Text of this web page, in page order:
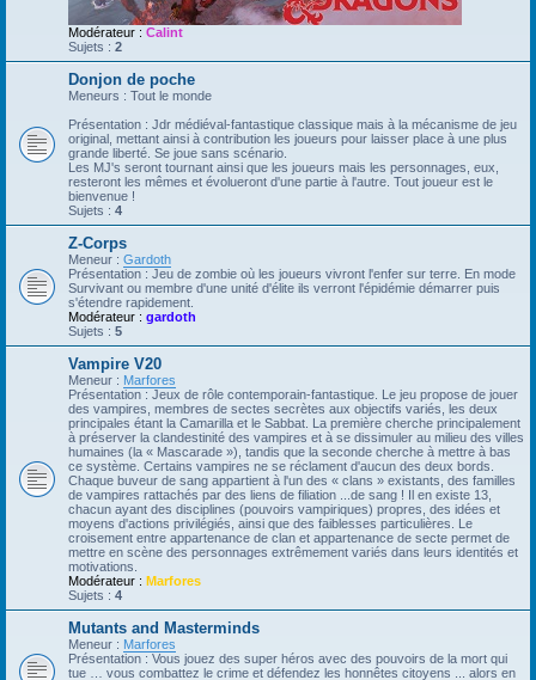
Modérateur : Calint
Sujets : 2
Donjon de poche
Meneurs : Tout le monde
Présentation : Jdr médiéval-fantastique classique mais à la mécanisme de jeu
original, mettant ainsi à contribution les joueurs pour laisser place à une plus
grande liberté. Se joue sans scénario.
Les MJ's seront tournant ainsi que les joueurs mais les personnages, eux,
resteront les mêmes et évolueront d'une partie à l'autre. Tout joueur est le
bienvenue !
Sujets : 4
Z-Corps
Meneur : Gardoth
Présentation : Jeu de zombie où les joueurs vivront l'enfer sur terre. En mode
Survivant ou membre d'une unité d'élite ils verront l'épidémie démarrer puis
s'étendre rapidement.
Modérateur : gardoth
Sujets : 5
Vampire V20
Meneur : Marfores
Présentation : Jeux de rôle contemporain-fantastique. Le jeu propose de jouer
des vampires, membres de sectes secrètes aux objectifs variés, les deux
principales étant la Camarilla et le Sabbat. La première cherche principalement
à préserver la clandestinité des vampires et à se dissimuler au milieu des villes
humaines (la « Mascarade »), tandis que la seconde cherche à mettre à bas
ce système. Certains vampires ne se réclament d'aucun des deux bords.
Chaque buveur de sang appartient à l'un des « clans » existants, des familles
de vampires rattachés par des liens de filiation ...de sang ! Il en existe 13,
chacun ayant des disciplines (pouvoirs vampiriques) propres, des idées et
moyens d'actions privilégiés, ainsi que des faiblesses particulières. Le
croisement entre appartenance de clan et appartenance de secte permet de
mettre en scène des personnages extrêmement variés dans leurs identités et
motivations.
Modérateur : Marfores
Sujets : 4
Mutants and Masterminds
Meneur : Marfores
Présentation : Vous jouez des super héros avec des pouvoirs de la mort qui
tue … vous combattez le crime et défendez les honnêtes citoyens ... alors en